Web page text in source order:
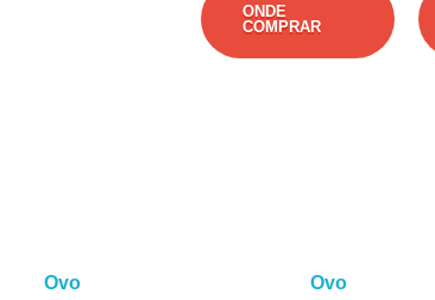
ONDE
COMPRAR
Ovo
Ovo